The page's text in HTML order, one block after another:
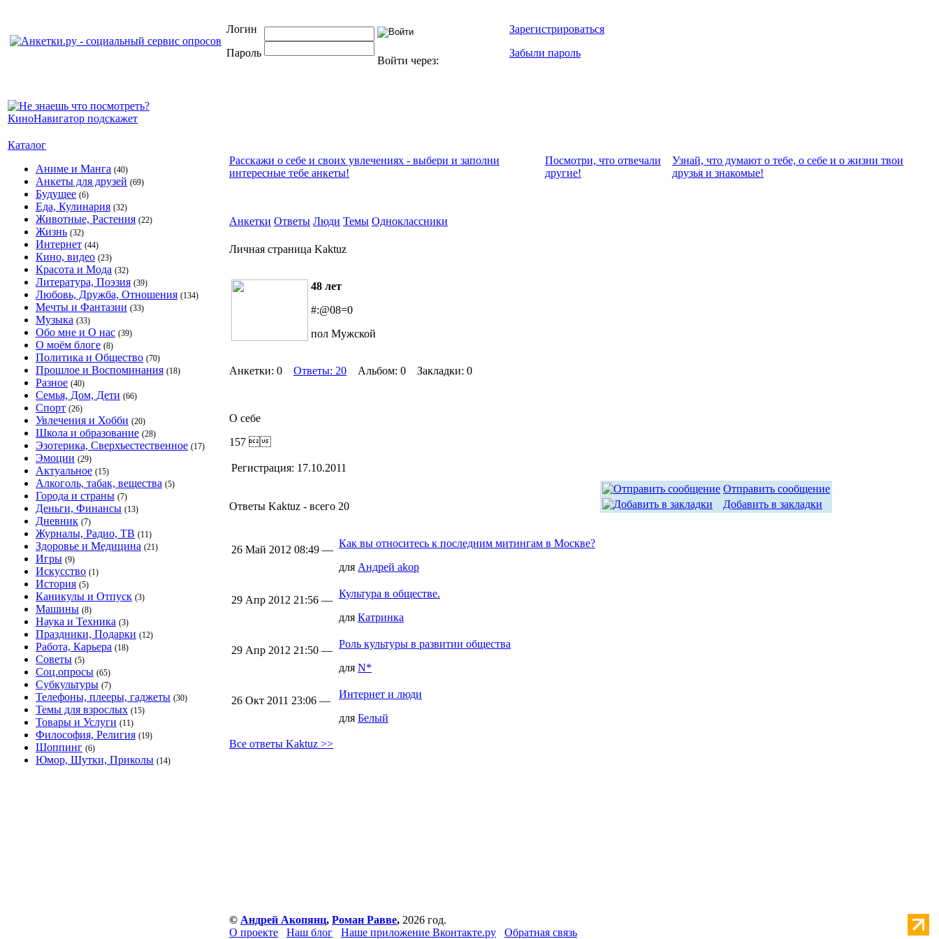
Логин
Пароль
Войти через:
Зарегистрироваться
Забыли пароль
Каталог
Аниме и Манга (40)
Анкеты для друзей (69)
Будущее (6)
Еда, Кулинария (32)
Животные, Растения (22)
Жизнь (32)
Интернет (44)
Кино, видео (23)
Красота и Мода (32)
Литература, Поэзия (39)
Любовь, Дружба, Отношения (134)
Мечты и Фантазии (33)
Музыка (33)
Обо мне и О нас (39)
О моём блоге (8)
Политика и Общество (70)
Прошлое и Воспоминания (18)
Разное (40)
Семья, Дом, Дети (66)
Спорт (26)
Увлечения и Хобби (20)
Школа и образование (28)
Эзотерика, Сверхъестественное (17)
Эмоции (29)
Актуальное (15)
Алкоголь, табак, вещества (5)
Города и страны (7)
Деньги, Финансы (13)
Дневник (7)
Журналы, Радио, ТВ (11)
Здоровье и Медицина (21)
Игры (9)
Искусство (1)
История (5)
Каникулы и Отпуск (3)
Машины (8)
Наука и Техника (3)
Праздники, Подарки (12)
Работа, Карьера (18)
Советы (5)
Соц.опросы (65)
Субкультуры (7)
Телефоны, плееры, гаджеты (30)
Темы для взрослых (15)
Товары и Услуги (11)
Философия, Религия (19)
Шоппинг (6)
Юмор, Шутки, Приколы (14)
Расскажи о себе и своих увлечениях - выбери и заполни
интересные тебе анкеты!
Посмотри, что отвeчали
другие!
Узнай, что думают о тебе, о себе и о жизни твои
друзья и знакомые!
Анкетки Ответы Люди Темы Одноклассники
Личная страница Kaktuz
48 лет
#:@08=0
пол Мужской
Анкетки: 0 Ответы: 20 Альбом: 0 Закладки: 0
О себе
157 
Регистрация: 17.10.2011
Ответы Kaktuz - всего 20
26 Май 2012 08:49 —
Как вы относитесь к последним митингам в Москве?
для Андрей akop
29 Апр 2012 21:56 —
Культура в обществе.
для Катринка
29 Апр 2012 21:50 —
Роль культуры в развитии общества
для N*
26 Окт 2011 23:06 —
Интернет и люди
для Белый
Все ответы Kaktuz >>
Отправить сообщение
Добавить в закладки
© Андрей Акопянц, Роман Равве, 2026 год.
О проекте
Наш блог Наше приложение Вконтакте.ру Обратная связь